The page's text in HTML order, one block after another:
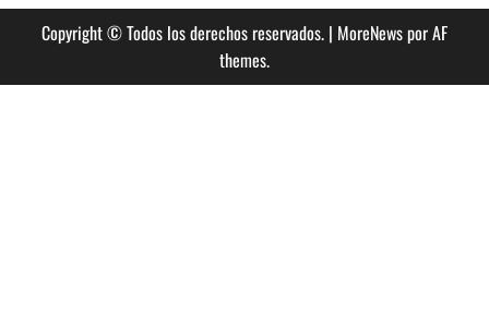
Copyright © Todos los derechos reservados. | MoreNewspor AF
themes.